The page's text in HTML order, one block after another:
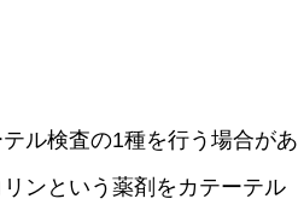
ル検査の1種を行う場合があ
ンという薬剤をカテーテル